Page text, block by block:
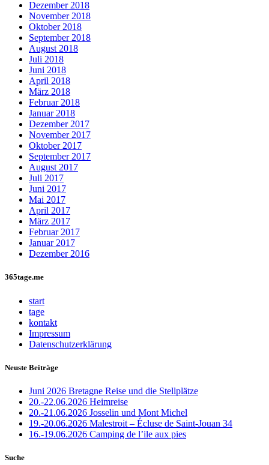
Dezember 2018
November 2018
Oktober 2018
September 2018
August 2018
Juli 2018
Juni 2018
April 2018
März 2018
Februar 2018
Januar 2018
Dezember 2017
November 2017
Oktober 2017
September 2017
August 2017
Juli 2017
Juni 2017
Mai 2017
April 2017
März 2017
Februar 2017
Januar 2017
Dezember 2016
365tage.me
start
tage
kontakt
Impressum
Datenschutzerklärung
Neuste Beiträge
Juni 2026 Bretagne Reise und die Stellplätze
20.-22.06.2026 Heimreise
20.-21.06.2026 Josselin und Mont Michel
19.-20.06.2026 Malestroit – Écluse de Saint-Jouan 34
16.-19.06.2026 Camping de l’ile aux pies
Suche